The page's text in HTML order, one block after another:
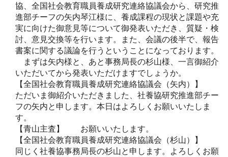
協、全国社会教育職員養成研究連絡協議会から、研究推
進部チーフの矢内琴江様に、養成課程の現状と課題や充
実に向けた御意見等について御発表いただき、質疑・検
討、意見交換等を行います。また、会議の後半で、報告
書案に関する議論を行うということになっております。
まずは矢内様と、あと事務局長の杉山様、一言御紹介
いただいてから発表いただけますでしょうか。
【全国社会教育職員養成研究連絡協議会（矢内）】
ただいま御紹介いただきました、社養協研究推進部チー
フの矢内と申します。本日はよろしくお願いいたしま
す。
【青山主査】 お願いいたします。
【全国社会教育職員養成研究連絡協議会（杉山）】
同じく社養協事務局長の杉山と申します。よろしくお願